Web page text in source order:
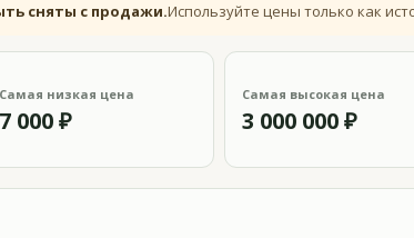
сняты с продажи.Используйте цены только как
Самая низкая цена
7 000 ₽
Самая высокая цена
3 000 000 ₽